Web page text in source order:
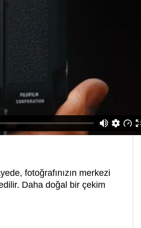
fotoğrafınızın merkezi
Daha doğal bir çekim